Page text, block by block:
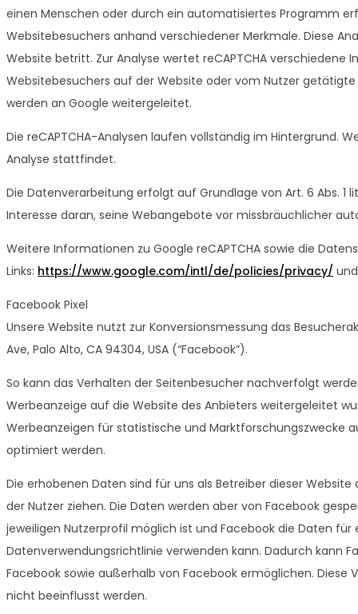
einen Menschen oder durch ein automatisiertes Programm
Websitebesuchers anhand verschiedener Merkmale. Diese
Website betritt. Zur Analyse wertet reCAPTCHA verschiedene
Websitebesuchers auf der Website oder vom Nutzer
werden an Google weitergeleitet.
Die reCAPTCHA-Analysen laufen vollständig im Hintergrund.
Analyse stattfindet.
Die Datenverarbeitung erfolgt auf Grundlage von Art. 6 Abs. 1
Interesse daran, seine Webangebote vor missbräuchlicher
Weitere Informationen zu Google reCAPTCHA sowie die
Links: https://www.google.com/intl/de/policies/privacy/
Facebook Pixel
Unsere Website nutzt zur Konversionsmessung das
Ave, Palo Alto, CA 94304, USA (“Facebook”).
So kann das Verhalten der Seitenbesucher nachverfolgt
Werbeanzeige auf die Website des Anbieters weitergeleitet
Werbeanzeigen für statistische und
optimiert werden.
Die erhobenen Daten sind für uns als Betreiber dieser
der Nutzer ziehen. Die Daten werden aber von Facebook
jeweiligen Nutzerprofil möglich ist und Facebook die Daten
Datenverwendungsrichtlinie verwenden kann. Dadurch kann
Facebook sowie außerhalb von Facebook ermöglichen.
nicht beeinflusst werden.